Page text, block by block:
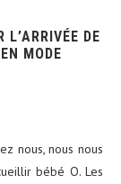
L’ARRIVÉE DE
MODE
nous, nous nous
bébé O. Les